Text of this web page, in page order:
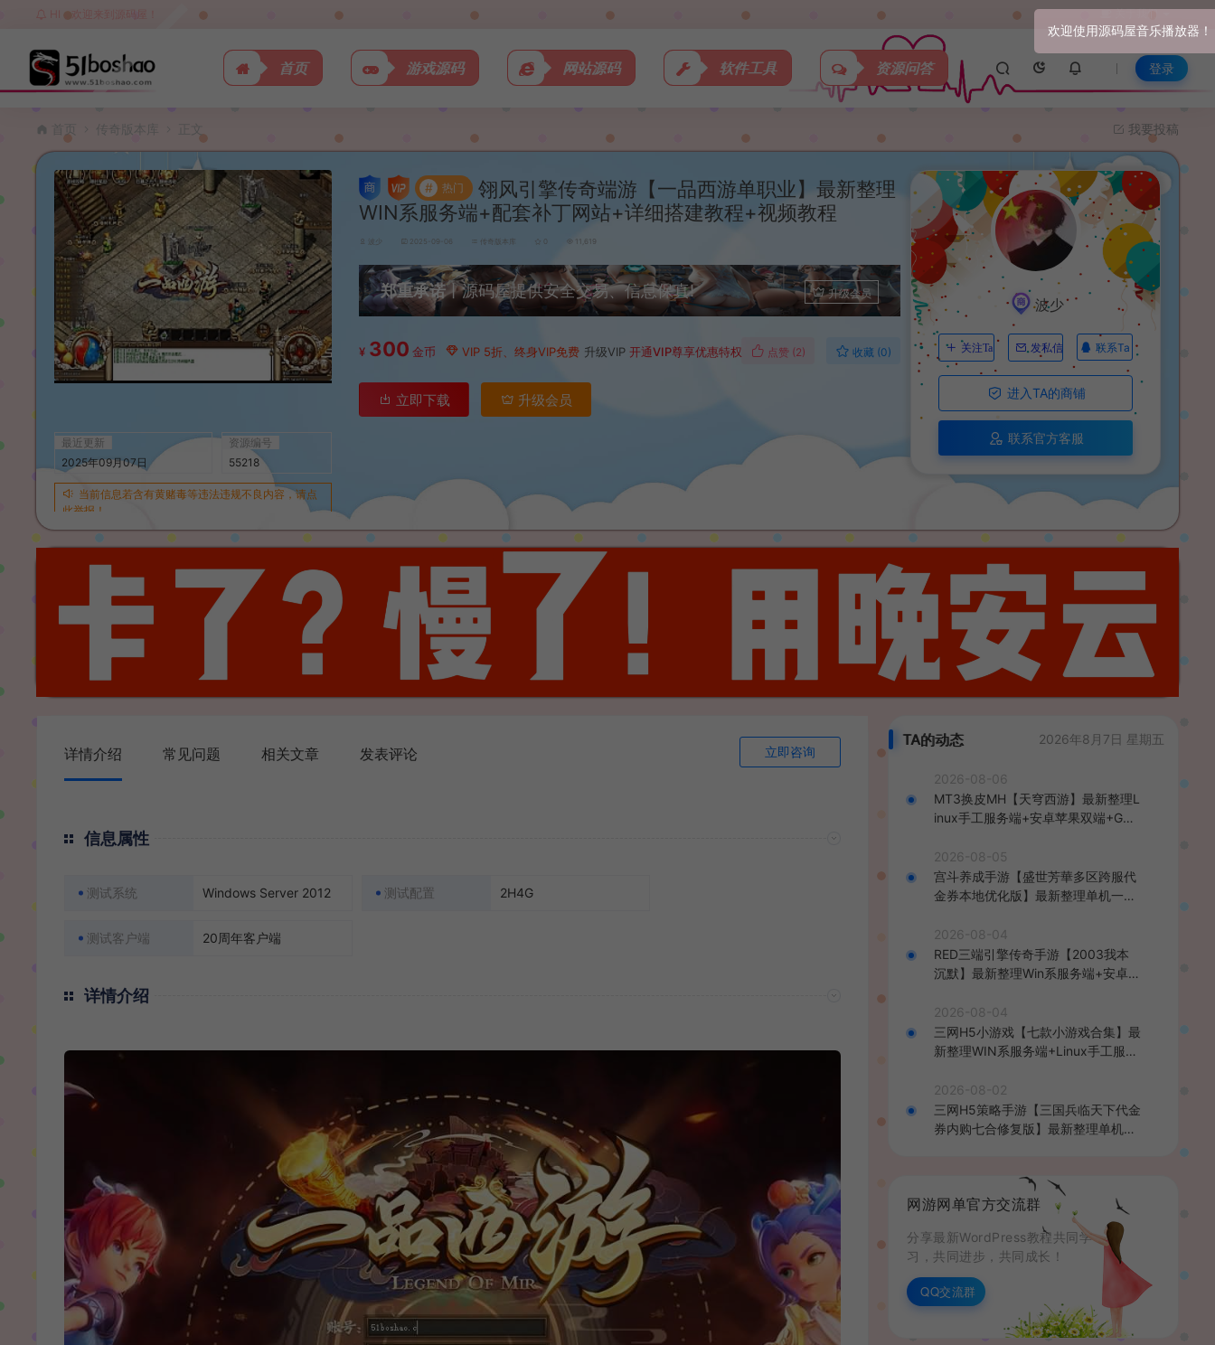
HI，欢迎来到源码屋！ 关于我们
首页 游戏源码 网站源码 软件工具 资源问答 登录
首页 传奇版本库 正文 我要投稿
最近更新
2025年09月07日
资源编号
55218
当前信息若含有黄赌毒等违法违规不良内容，请点
此举报！
# 热门
翎风引擎传奇端游【一品西游单职业】最新整理
WIN系服务端+配套补丁网站+详细搭建教程+视频教程
波少 2025-09-06 传奇版本库 0 11,619
郑重承诺丨源码屋提供安全交易、信息保真! 升级会员
¥ 300 金币 VIP 5折、终身VIP免费 升级VIP 开通VIP尊享优惠特权 点赞 (2) 收藏 (0)
立即下载 升级会员
波少
关注Ta 发私信 联系Ta
进入TA的商铺
联系官方客服
详情介绍 常见问题 相关文章 发表评论 立即咨询
信息属性
测试系统 Windows Server 2012 测试配置 2H4G
测试客户端 20周年客户端
详情介绍
TA的动态 2026年8月7日 星期五
2026-08-06
MT3换皮MH【天穹西游】最新整理L
inux手工服务端+安卓苹果双端+GM
教程
2026-08-05
宫斗养成手游【盛世芳華多区跨服代
金券本地优化版】最新整理单机一键
后台+安卓+详细搭建教程
2026-08-04
RED三端引擎传奇手游【2003我本
沉默】最新整理Win系服务端+安卓苹
2026-08-04
三网H5小游戏【七款小游戏合集】最
新整理WIN系服务端+Linux手工服务
2026-08-02
三网H5策略手游【三国兵临天下代金
券内购七合修复版】最新整理单机一
端+详细搭建教程+视频教程
网游网单官方交流群
分享最新WordPress教程共同学
习，共同进步，共同成长！
QQ交流群